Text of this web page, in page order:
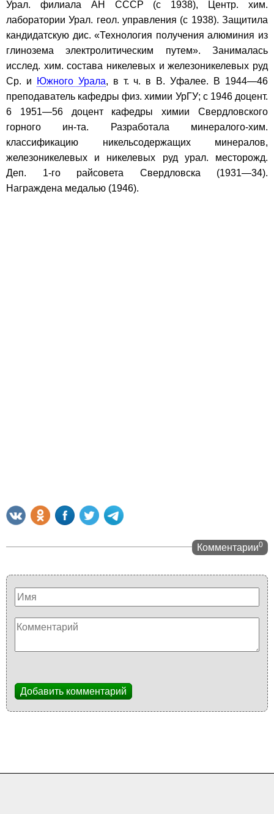
Урал. филиала АН СССР (с 1938), Центр. хим.
лаборатории Урал. геол. управления (с 1938). Защитила
кандидатскую дис. «Технология получения алюминия из
глинозема электролитическим путем». Занималась
исслед. хим. состава никелевых и железоникелевых руд
Ср. и
Южного Урала, в т. ч. в В. Уфалее. В 1944—46
преподаватель кафедры физ. химии УрГУ; с 1946 доцент.
6 1951—56 доцент кафедры химии Свердловского
горного ин-та. Разработала минералого-хим.
классификацию никельсодержащих минералов,
железоникелевых и никелевых руд урал. месторожд.
Деп. 1-го райсовета Свердловска (1931—34).
Награждена медалью (1946).
Комментарии0
Добавить комментарий